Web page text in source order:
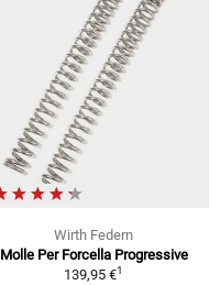
Wirth Federn
Molle Per Forcella Progressive
139,95 €1